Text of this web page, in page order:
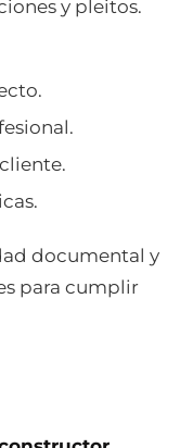
y pleitos.
documental y
para cumplir